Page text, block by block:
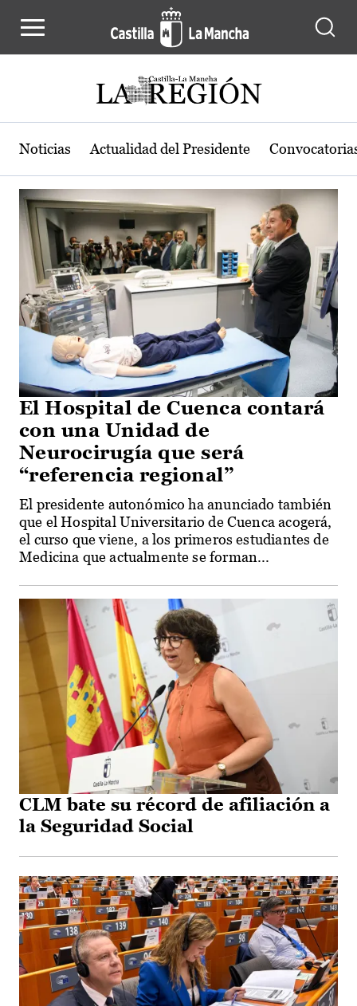
Actualidad de la región de Castilla-
Noticias Actualidad del Presidente
El Hospital de Cuenca contará
con una Unidad de
Neurocirugía que será
“referencia regional”
El presidente autonómico ha anunciado también
que el Hospital Universitario de Cuenca acogerá,
el curso que viene, a los primeros estudiantes de
Medicina que actualmente se forman...
CLM bate su récord de afiliación a
la Seguridad Social